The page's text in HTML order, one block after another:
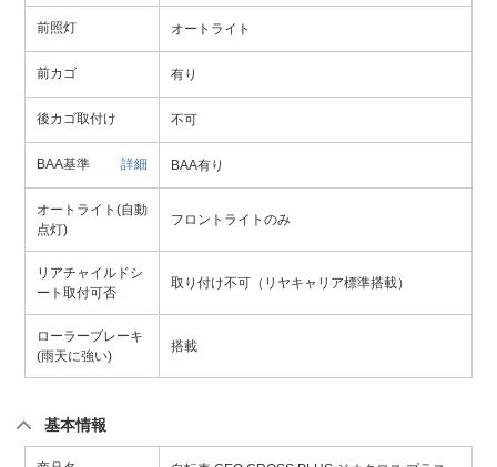
前照灯 オートライト
前カゴ 有り
後カゴ取付け 不可
BAA基準 詳細 BAA有り
オートライト(自動
点灯)
フロントライトのみ
リアチャイルドシ
ート取付可否
取り付け不可（リヤキャリア標準搭載）
ローラーブレーキ
(雨天に強い)
搭載
基本情報